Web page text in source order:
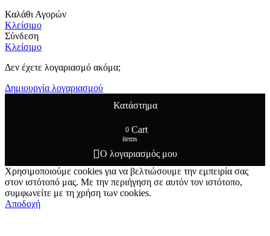
Καλάθι Αγορών
Κλείσιμο
Σύνδεση
Κλείσιμο
Δεν έχετε λογαριασμό ακόμα;
Δημιουργία λογαριασμού
Κατάστημα
0
items
Cart
Ο λογαριασμός μου
Χρησιμοποιούμε cookies για να βελτιώσουμε την εμπειρία σας
στον ιστότοπό μας. Με την περιήγηση σε αυτόν τον ιστότοπο,
συμφωνείτε με τη χρήση των cookies.
Αποδοχή